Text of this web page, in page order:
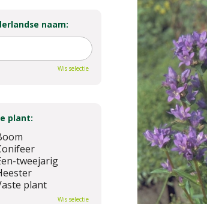
naam:
Wis selectie
plant:
tweejarig
plant
Wis selectie